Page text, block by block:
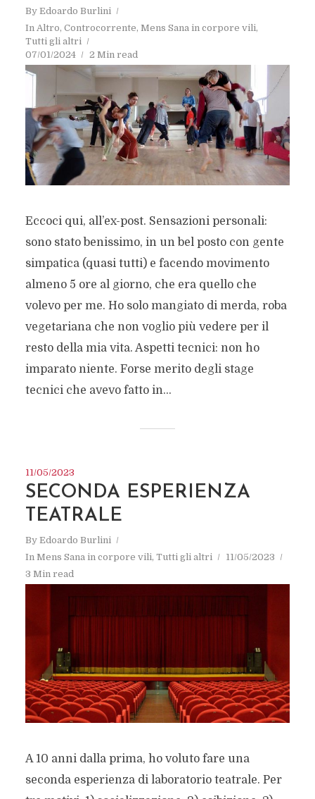
By Edoardo Burlini
In Altro, Controcorrente, Mens Sana in corpore vili,
Tutti gli altri
07/01/2024
2 Min read
Eccoci qui, all’ex-post. Sensazioni personali:
sono stato benissimo, in un bel posto con gente
simpatica (quasi tutti) e facendo movimento
almeno 5 ore al giorno, che era quello che
volevo per me. Ho solo mangiato di merda, roba
vegetariana che non voglio più vedere per il
resto della mia vita. Aspetti tecnici: non ho
imparato niente. Forse merito degli stage
tecnici che avevo fatto in...
11/05/2023
SECONDA ESPERIENZA
TEATRALE
By Edoardo Burlini
In Mens Sana in corpore vili, Tutti gli altri
11/05/2023
3 Min read
A 10 anni dalla prima, ho voluto fare una
seconda esperienza di laboratorio teatrale. Per